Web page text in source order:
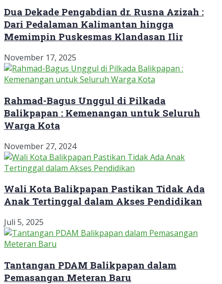
Dua Dekade Pengabdian dr. Rusna Azizah :
Dari Pedalaman Kalimantan hingga
Memimpin Puskesmas Klandasan Ilir
November 17, 2025
Rahmad-Bagus Unggul di Pilkada
Balikpapan : Kemenangan untuk Seluruh
Warga Kota
November 27, 2024
Wali Kota Balikpapan Pastikan Tidak Ada
Anak Tertinggal dalam Akses Pendidikan
Juli 5, 2025
Tantangan PDAM Balikpapan dalam
Pemasangan Meteran Baru